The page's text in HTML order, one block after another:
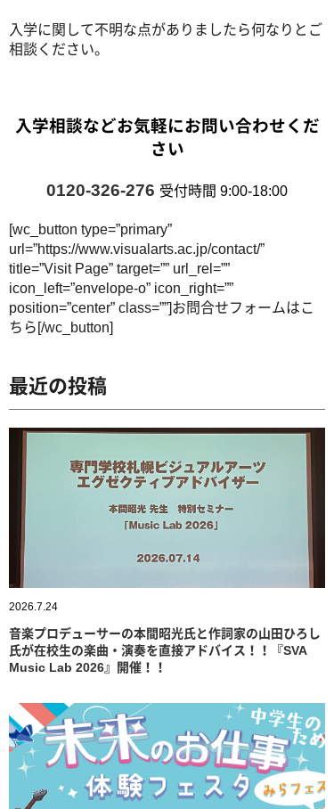
入学に関して不明な点がありましたら何なりとご
相談ください。
入学相談などお気軽にお問い合わせくだ
さい
0120-326-276 受付時間 9:00-18:00
[wc_button type=”primary”
url=”https://www.visualarts.ac.jp/contact/”
title=”Visit Page” target=”” url_rel=””
icon_left=”envelope-o” icon_right=””
position=”center” class=””]お問合せフォームはこ
ちら[/wc_button]
最近の投稿
2026.7.24
音楽プロデューサーの本間昭光氏と作詞家の山田ひろし
氏が在校生の楽曲・演奏を直接アドバイス！！『SVA
Music Lab 2026』開催！！